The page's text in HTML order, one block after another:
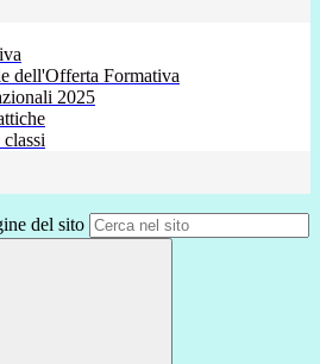
dell'Offerta Formativa
2025
del sito